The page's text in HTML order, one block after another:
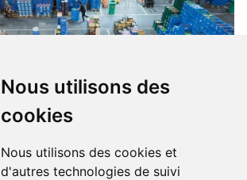
Nous utilisons des
cookies
Nous utilisons des cookies et
d'autres technologies de suivi